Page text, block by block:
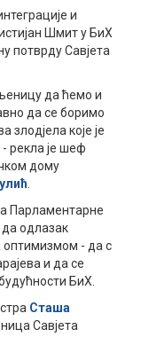
и
Шмит у БиХ
потврду Савјета
да ћемо и
да се боримо
злодјела које је
рекла је шеф
дому
Парламентарне
одлазак
оптимизмом - да с
и да се
БиХ.
Сташа
Савјета